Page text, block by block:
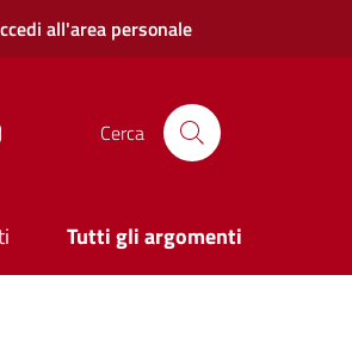
all'area personale
Cerca
Tutti gli argomenti